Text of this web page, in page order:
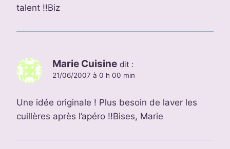
talent !!Biz
Marie Cuisine dit :
21/06/2007 à 0 h 00 min
Une idée originale ! Plus besoin de laver les
cuillères après l’apéro !!Bises, Marie